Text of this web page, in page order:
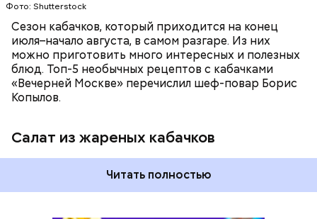
Фото: Shutterstock
Сезон кабачков, который приходится на конец
июля–начало августа, в самом разгаре. Из них
можно приготовить много интересных и полезных
блюд. Топ-5 необычных рецептов с кабачками
«Вечерней Москве» перечислил шеф-повар Борис
Копылов.
Салат из жареных кабачков
Читать полностью